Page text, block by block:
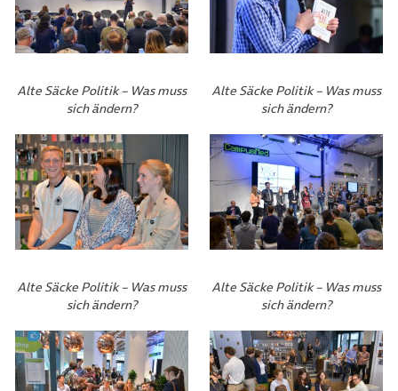
Alte Säcke Politik – Was muss
sich ändern?
Alte Säcke Politik – Was muss
sich ändern?
Alte Säcke Politik – Was muss
sich ändern?
Alte Säcke Politik – Was muss
sich ändern?